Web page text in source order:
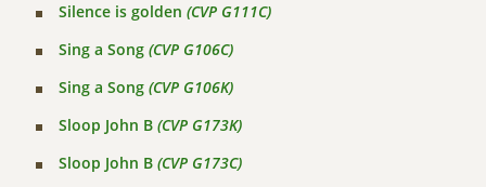
Silence is golden (CVP G111C)
Sing a Song (CVP G106C)
Sing a Song (CVP G106K)
Sloop John B (CVP G173K)
Sloop John B (CVP G173C)